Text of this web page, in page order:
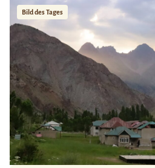
Bild des Tages